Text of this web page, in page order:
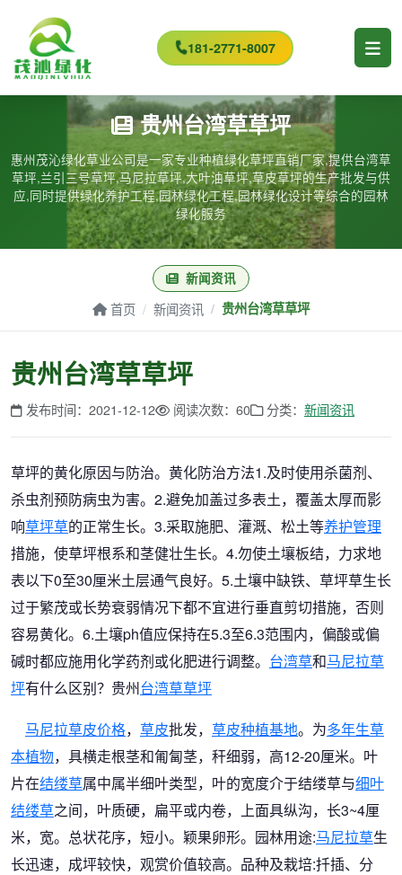
181-2771-8007
贵州台湾草草坪
惠州茂沁绿化草业公司是一家专业种植绿化草坪直销厂家,提供台湾草
草坪,兰引三号草坪,马尼拉草坪,大叶油草坪,草皮草坪的生产批发与供
应,同时提供绿化养护工程,园林绿化工程,园林绿化设计等综合的园林
绿化服务
新闻资讯
首页 新闻资讯 贵州台湾草草坪
贵州台湾草草坪
发布时间：2021-12-12 阅读次数：60 分类： 新闻资讯
草坪的黄化原因与防治。黄化防治方法1.及时使用杀菌剂、
杀虫剂预防病虫为害。2.避免加盖过多表土，覆盖太厚而影
响草坪草的正常生长。3.采取施肥、灌溉、松土等养护管理
措施，使草坪根系和茎健壮生长。4.勿使土壤板结，力求地
表以下0至30厘米土层通气良好。5.土壤中缺铁、草坪草生长
过于繁茂或长势衰弱情况下都不宜进行垂直剪切措施，否则
容易黄化。6.土壤ph值应保持在5.3至6.3范围内，偏酸或偏
碱时都应施用化学药剂或化肥进行调整。 台湾草和马尼拉草
坪有什么区别？贵州台湾草草坪
马尼拉草皮价格， 草皮批发， 草皮种植基地。为多年生草
本植物，具横走根茎和匍匐茎，秆细弱，高12-20厘米。叶
片在结缕草属中属半细叶类型，叶的宽度介于结缕草与细叶
结缕草之间，叶质硬，扁平或内卷，上面具纵沟，长3~4厘
米，宽。总状花序，短小。颖果卵形。园林用途:马尼拉草生
长迅速，成坪较快，观赏价值较高。品种及栽培:扦插、分